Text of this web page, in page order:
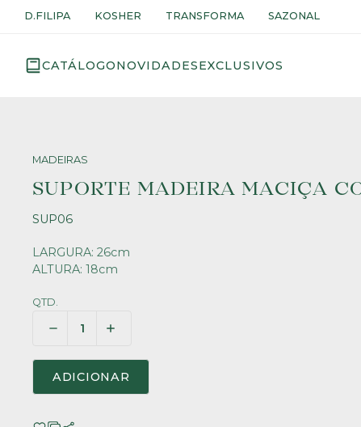
D.FILIPA KOSHER TRANSFORMA SAZONAL
CATÁLOGONOVIDADESEXCLUSIVOS
MADEIRAS
SUPORTE MADEIRA MACIÇA
SUP06
LARGURA: 26cm
ALTURA: 18cm
QTD.
ADICIONAR